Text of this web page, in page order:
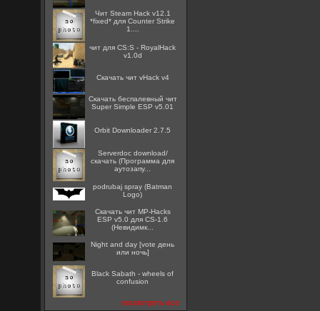
Чит Steam Hack v12.1
*fixed* для Counter Strike
1....
чит для CS:S - RoyalHack
v1.0d
Скачать чит vHack v4
Скачать беспалевный чит
Super Simple ESP v5.01
Orbit Downloader 2.7.5
Serverdoc download/
скачать (Программа для
аутозапу...
podrubaj spray (Batman
Logo)
Скачать чит MP-Hacks
ESP v5.0 для CS-1.6
(Невидимк...
Night and day [vote день
или ночь]
Black Sabath - wheels of
confusion
посмотреть все